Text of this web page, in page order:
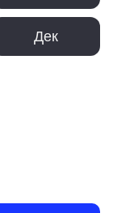
Дек